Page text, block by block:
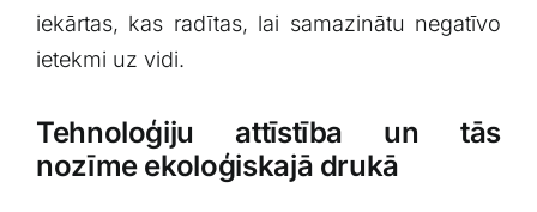
iekārtas, kas radītas, lai samazinātu negatīvo
ietekmi uz vidi.
Tehnoloģiju attīstība un‍ tās
nozīme ​ekoloģiskajā‍ drukā